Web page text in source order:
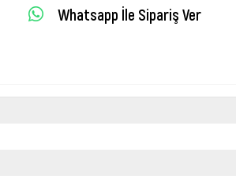
Whatsapp İle Sipariş Ver